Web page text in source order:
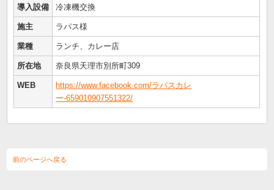
導入設備 冷凍機交換
施主 ラパス様
業種 ランチ、カレー店
所在地 奈良県天理市別所町309
WEB
https://www.facebook.com/ラパスカレ
ー-659010907551322/
前のページへ戻る